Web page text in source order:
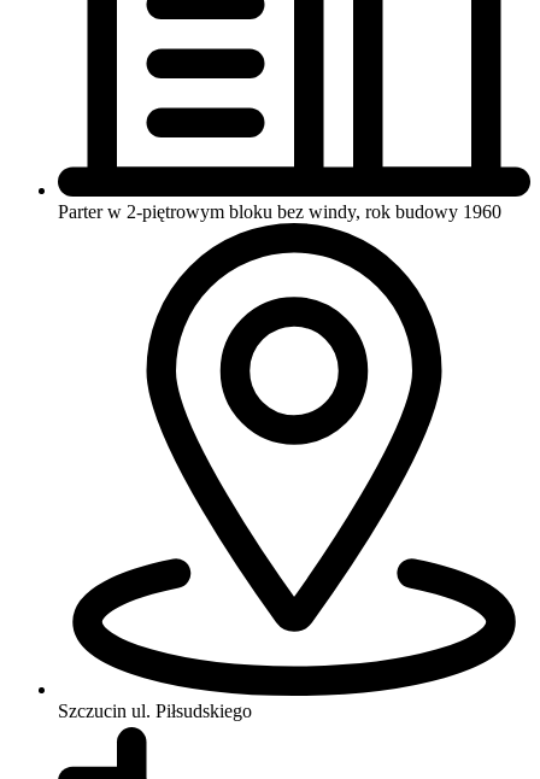
Parter w 2-piętrowym bloku bez windy, rok budowy 1960
Szczucin ul. Piłsudskiego